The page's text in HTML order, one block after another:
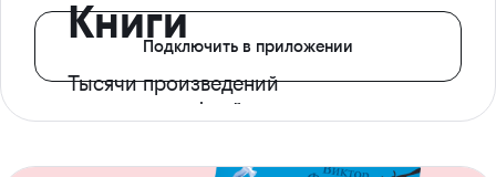
Книги
Тысячи произведений
с доступом офлайн
Подключить в приложении